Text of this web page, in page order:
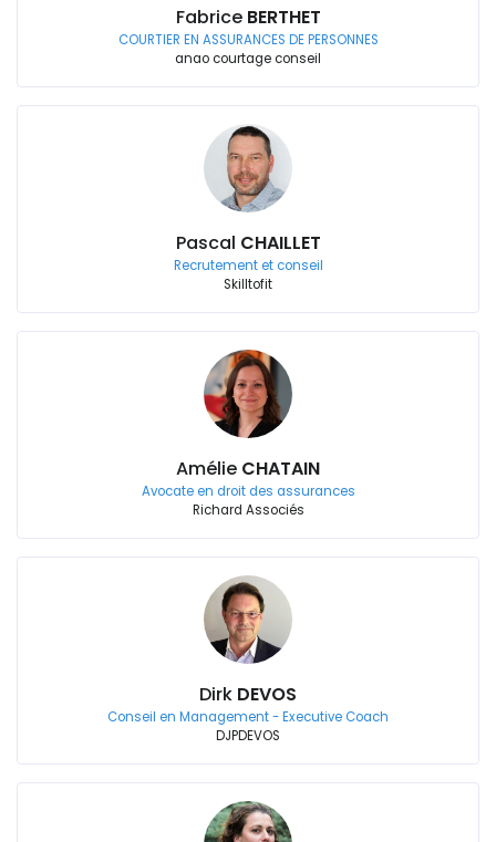
Fabrice BERTHET
COURTIER EN ASSURANCES DE PERSONNES
anao courtage conseil
Pascal CHAILLET
Recrutement et conseil
Skilltofit
Amélie CHATAIN
Avocate en droit des assurances
Richard Associés
Dirk DEVOS
Conseil en Management - Executive Coach
DJPDEVOS